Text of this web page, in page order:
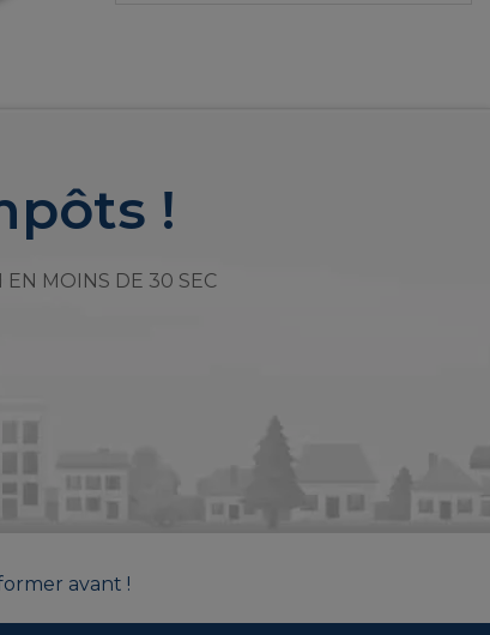
!
EN MOINS DE 30 SEC
avant !